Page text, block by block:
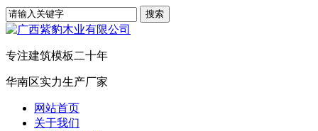
专注建筑模板二十年
华南区实力生产厂家
网站首页
关于我们